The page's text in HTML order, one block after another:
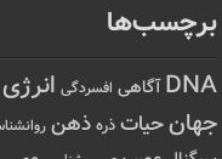
برچسب‌ها
DNA آگاهی افسردگی انرژی
جهانحیات ذره ذهن